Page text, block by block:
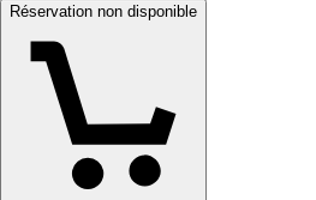
Réservation non disponible